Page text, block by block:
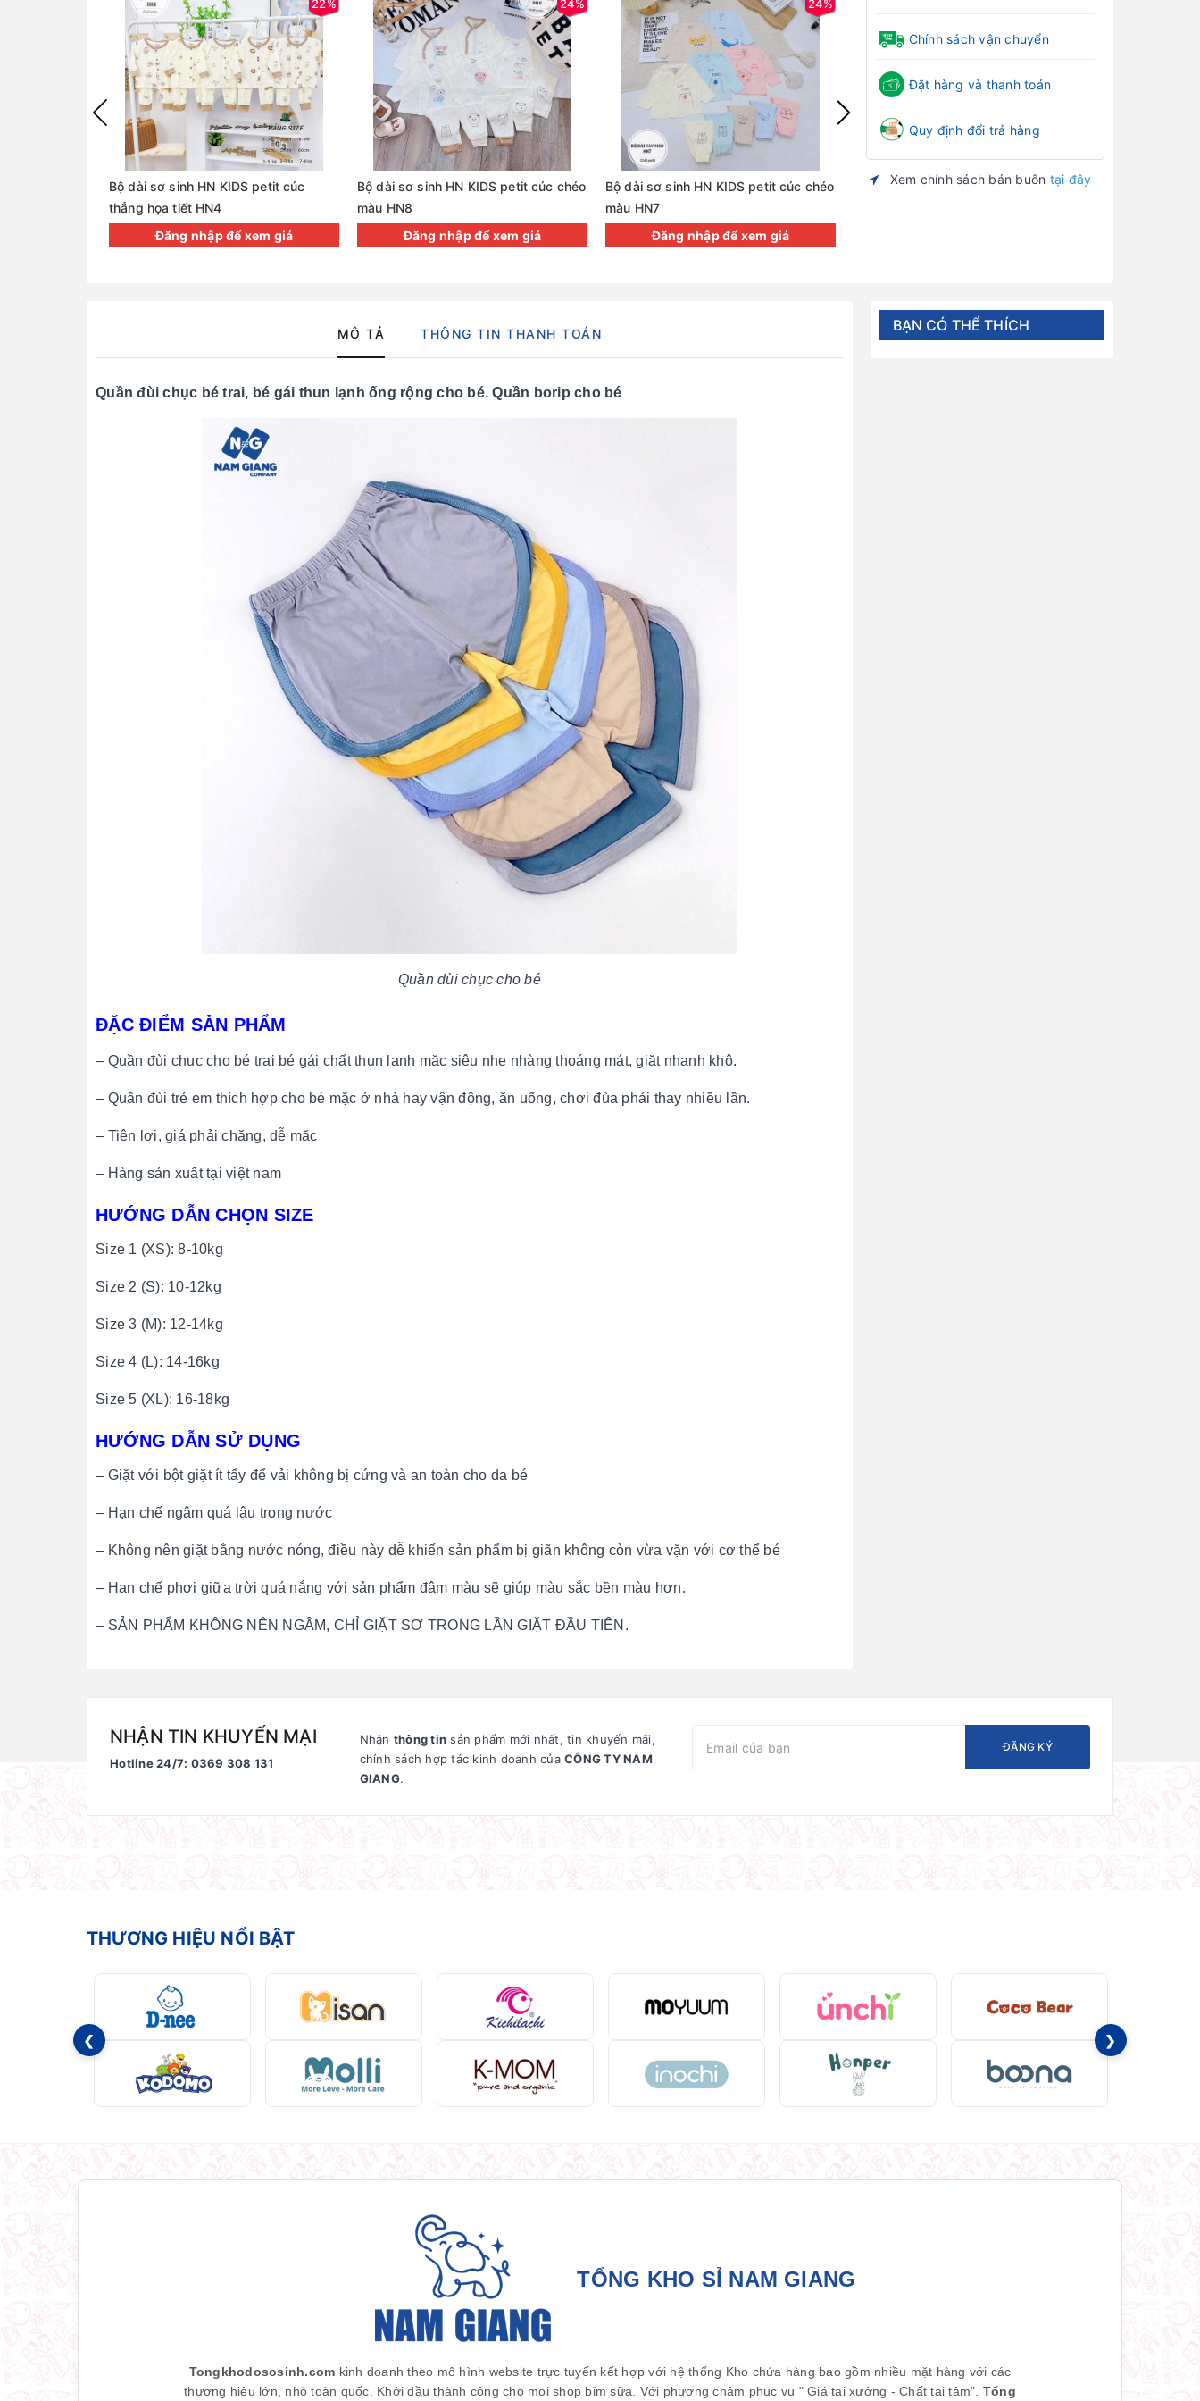
22%
Bộ dài sơ sinh HN KIDS petit cúc
thẳng họa tiết HN4
Đăng nhập để xem giá
24%
Bộ dài sơ sinh HN KIDS petit cúc chéo
màu HN8
Đăng nhập để xem giá
24%
Bộ dài sơ sinh HN KIDS petit cúc chéo
màu HN7
Đăng nhập để xem giá
Bộ dài sơ sinh HN KIDS petit cúc chéo
Chính sách vận chuyển
Đặt hàng và thanh toán
Quy định đổi trả hàng
Xem chính sách bán buôn tại đây
MÔ TẢ THÔNG TIN THANH TOÁN
Quần đùi chục bé trai, bé gái thun lạnh ống rộng cho bé. Quần borip cho bé
Quần đùi chục cho bé
ĐẶC ĐIỂM SẢN PHẨM
– Quần đùi chục cho bé trai bé gái chất thun lạnh mặc siêu nhẹ nhàng thoáng mát, giặt nhanh khô.
– Quần đùi trẻ em thích hợp cho bé mặc ở nhà hay vận động, ăn uống, chơi đùa phải thay nhiều lần.
– Tiện lợi, giá phải chăng, dễ mặc
– Hàng sản xuất tại việt nam
HƯỚNG DẪN CHỌN SIZE
Size 1 (XS): 8-10kg
Size 2 (S): 10-12kg
Size 3 (M): 12-14kg
Size 4 (L): 14-16kg
Size 5 (XL): 16-18kg
HƯỚNG DẪN SỬ DỤNG
– Giặt với bột giặt ít tẩy để vải không bị cứng và an toàn cho da bé
– Hạn chế ngâm quá lâu trong nước
– Không nên giặt bằng nước nóng, điều này dễ khiến sản phẩm bị giãn không còn vừa vặn với cơ thể bé
– Hạn chế phơi giữa trời quá nắng với sản phẩm đậm màu sẽ giúp màu sắc bền màu hơn.
– SẢN PHẨM KHÔNG NÊN NGÂM, CHỈ GIẶT SƠ TRONG LẦN GIẶT ĐẦU TIÊN.
BẠN CÓ THỂ THÍCH
NHẬN TIN KHUYẾN MẠI
Hotline 24/7: 0369 308 131
Nhận thông tin sản phẩm mới nhất, tin khuyến mãi,
chính sách hợp tác kinh doanh của CÔNG TY NAM
GIANG.
ĐĂNG KÝ
THƯƠNG HIỆU NỔI BẬT
❮ ❯
TỔNG KHO SỈ NAM GIANG
Tongkhodososinh.com kinh doanh theo mô hình website trực tuyến kết hợp với hệ thống Kho chứa hàng bao gồm nhiều mặt hàng với các
thương hiệu lớn, nhỏ toàn quốc. Khởi đầu thành công cho mọi shop bỉm sữa. Với phương châm phục vụ " Giá tại xưởng - Chất tại tâm". Tổng